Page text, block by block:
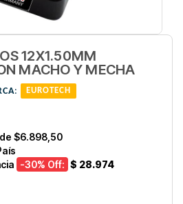
12X1.50MM
MACHO Y MECHA
: EUROTECH
$6.898,50
-30% Off: $ 28.974